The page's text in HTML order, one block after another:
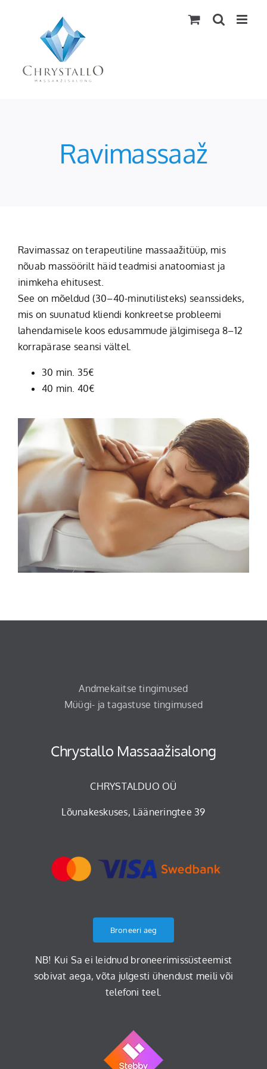
Ravimassaaž
Ravimassaz on terapeutiline massaažitüüp, mis
nõuab massöörilt häid teadmisi anatoomiast ja
inimkeha ehitusest.
See on mõeldud (30–40-minutilisteks) seanssideks,
mis on suunatud kliendi konkreetse probleemi
lahendamisele koos edusammude jälgimisega 8–12
korrapärase seansi vältel.
30 min. 35€
40 min. 40€
Andmekaitse tingimused
Müügi- ja tagastuse tingimused
Chrystallo Massaažisalong
CHRYSTALDUO OÜ
Lõunakeskuses, Lääneringtee 39
Broneeri aeg
NB! Kui Sa ei leidnud broneerimissüsteemist
sobivat aega, võta julgesti ühendust meili või
telefoni teel.